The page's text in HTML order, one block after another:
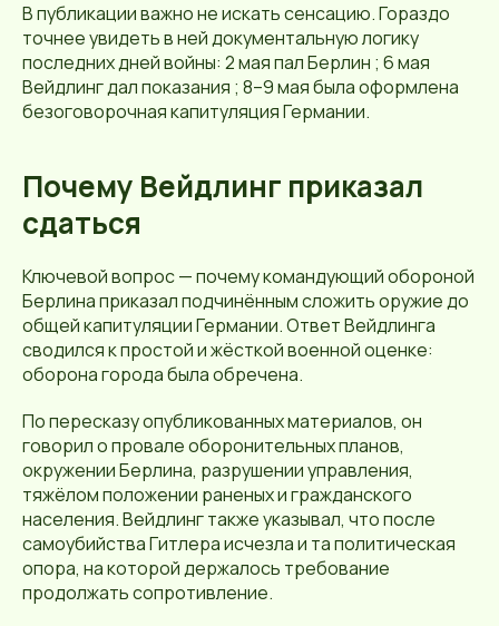
В публикации важно не искать сенсацию. Гораздо
точнее увидеть в ней документальную логику
последних дней войны: 2 мая пал Берлин ; 6 мая
Вейдлинг дал показания ; 8–9 мая была оформлена
безоговорочная капитуляция Германии.
Почему Вейдлинг приказал
сдаться
Ключевой вопрос — почему командующий обороной
Берлина приказал подчинённым сложить оружие до
общей капитуляции Германии. Ответ Вейдлинга
сводился к простой и жёсткой военной оценке:
оборона города была обречена.
По пересказу опубликованных материалов, он
говорил о провале оборонительных планов,
окружении Берлина, разрушении управления,
тяжёлом положении раненых и гражданского
населения. Вейдлинг также указывал, что после
самоубийства Гитлера исчезла и та политическая
опора, на которой держалось требование
продолжать сопротивление.